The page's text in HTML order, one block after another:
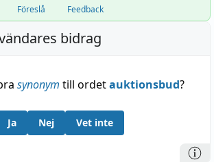
Föreslå Feedback
bidrag
synonym till ordetauktionsbud?
Ja Nej Vet inte